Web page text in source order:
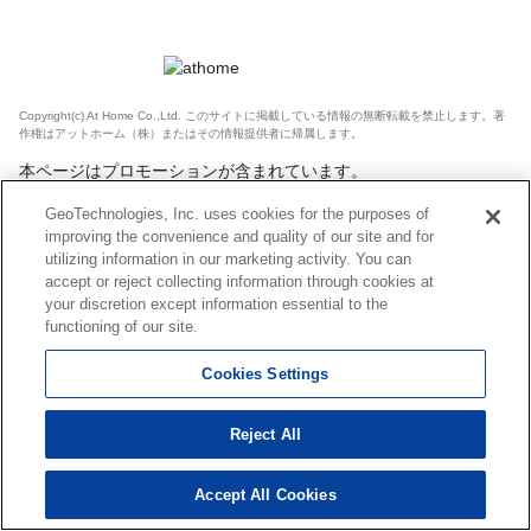
Copyright(c) At Home Co.,Ltd. このサイトに掲載している情報の無断転載を禁止します。著
作権はアットホーム（株）またはその情報提供者に帰属します。
本ページはプロモーションが含まれています。
GeoTechnologies, Inc. uses cookies for the purposes of
improving the convenience and quality of our site and for
utilizing information in our marketing activity. You can
accept or reject collecting information through cookies at
your discretion except information essential to the
functioning of our site.
Cookies Settings
Reject All
Accept All Cookies